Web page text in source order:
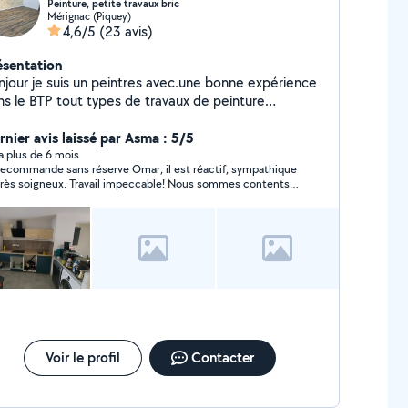
Peinture, petite travaux bric
Mérignac (Piquey)
4,6/5 (23 avis)
un peintres avec.une bonne expérience
de peinture
disposition
avis laissé par Asma : 5/5
plus de 6 mois
sans réserve Omar, il est réactif, sympathique
soigneux. Travail impeccable! Nous sommes contents
Voir le profil Contacter